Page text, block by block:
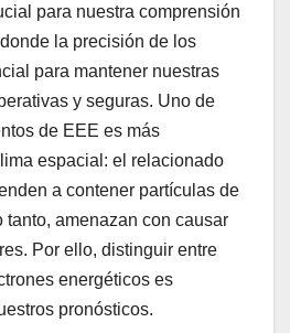
para nuestra comprensión
la precisión de los
para mantener nuestras
y seguras. Uno de
de EEE es más
espacial: el relacionado
a contener partículas de
tanto, amenazan con causar
Por ello, distinguir entre
energéticos es
pronósticos.